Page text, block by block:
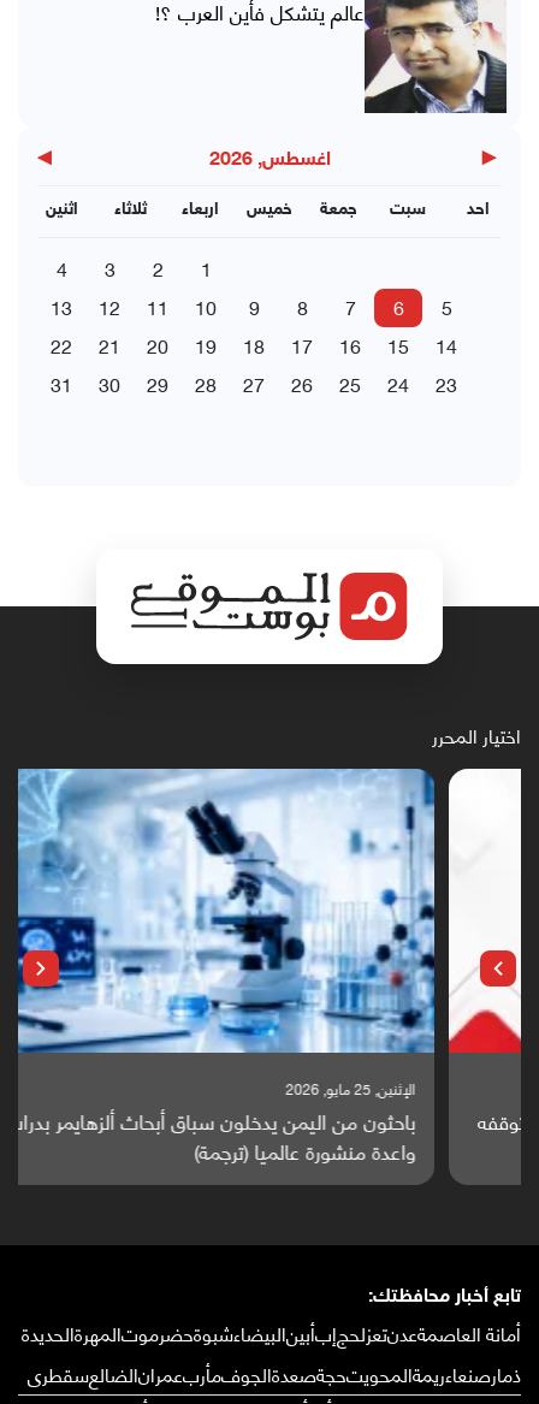
عالم يتشكل فأين العرب ؟!
◀ اغسطس, 2026 ▶
اثنين ثلاثاء اربعاء خميس جمعة سبت احد
1
2
3
4
5
6
7
8
9
10
11
12
13
14
15
16
17
18
19
20
21
22
23
24
25
26
27
28
29
30
31
اختيار المحرر
باحثون من اليمن يدخلون سباق أبحاث ألزهايمر بدراسة
واعدة منشورة عالميا (ترجمة)
تابع أخبار محافظتك:
أمانة العاصمةعدنتعزلحجإبأبينالبيضاءشبوةحضرموتالمهرةالحديدة
ذمارصنعاءريمةالمحويتحجةصعدةالجوفمأربعمرانالضالعسقطرى